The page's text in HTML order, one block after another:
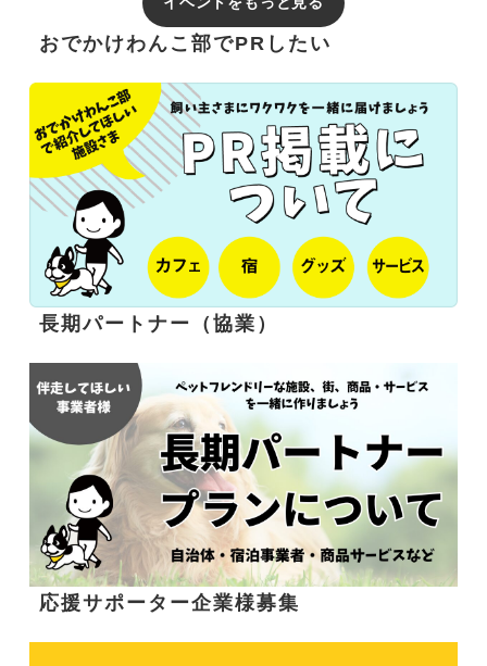
おでかけわんこ部でPRしたい
長期パートナー（協業）
応援サポーター企業様募集